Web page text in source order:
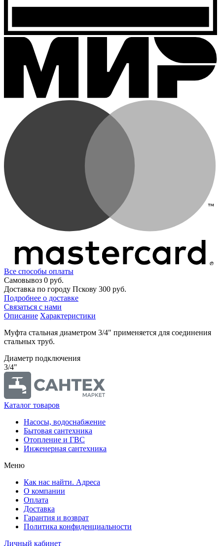
Все способы оплаты
Самовывоз 0 руб.
Доставка по городу Пскову 300 руб.
Подробнее о доставке
Связаться с нами
Описание Характеристики
Муфта стальная диаметром 3/4" применяется для соединения
стальных труб.
Диаметр подключения
3/4"
Каталог товаров
Насосы, водоснабжение
Бытовая сантехника
Отопление и ГВС
Инженерная сантехника
Меню
Как нас найти. Адреса
О компании
Оплата
Доставка
Гарантия и возврат
Политика конфиденциальности
Личный кабинет